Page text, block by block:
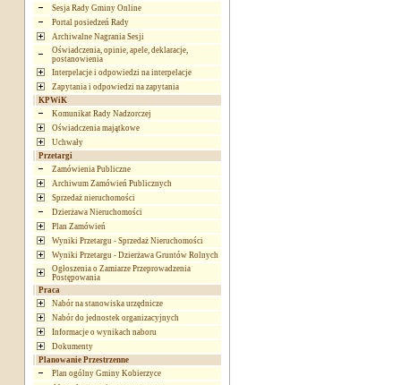
Sesja Rady Gminy Online
Portal posiedzeń Rady
Archiwalne Nagrania Sesji
Oświadczenia, opinie, apele, deklaracje,
postanowienia
Interpelacje i odpowiedzi na interpelacje
Zapytania i odpowiedzi na zapytania
KPWiK
Komunikat Rady Nadzorczej
Oświadczenia majątkowe
Uchwały
Przetargi
Zamówienia Publiczne
Archiwum Zamówień Publicznych
Sprzedaż nieruchomości
Dzierżawa Nieruchomości
Plan Zamówień
Wyniki Przetargu - Sprzedaż Nieruchomości
Wyniki Przetargu - Dzierżawa Gruntów Rolnych
Ogłoszenia o Zamiarze Przeprowadzenia
Postępowania
Praca
Nabór na stanowiska urzędnicze
Nabór do jednostek organizacyjnych
Informacje o wynikach naboru
Dokumenty
Planowanie Przestrzenne
Plan ogólny Gminy Kobierzyce